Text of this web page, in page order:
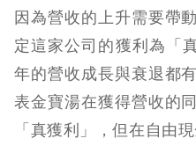
因為營收的上升需要帶
定這家公司的獲利為「
年的營收成長與衰退都
表金寶湯在獲得營收的
「真獲利」，但在自由